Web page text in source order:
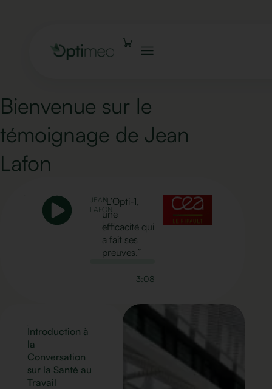
Bienvenue sur le
témoignage de Jean
Lafon
JEAN
LAFON
|
“L’Opti-1,
une
efficacité qui
a fait ses
preuves.”
3:08
Introduction à
la
Conversation
sur la Santé au
Travail